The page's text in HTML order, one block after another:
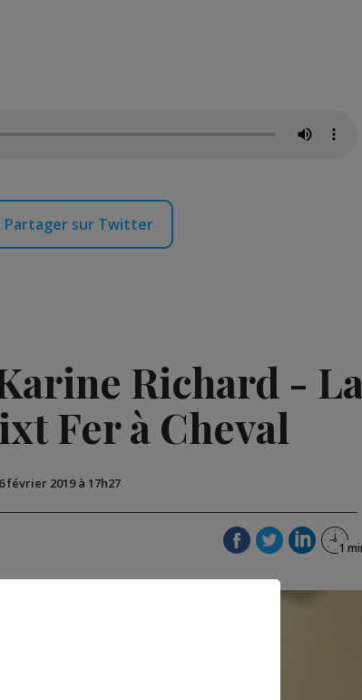
Partager sur Twitter
Richard - La
Fer à Cheval
février 2019 à 17h27